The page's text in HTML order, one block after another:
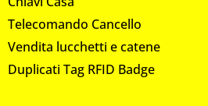
Telecomando Cancello
Vendita lucchetti e catene
Duplicati Tag RFID Badge